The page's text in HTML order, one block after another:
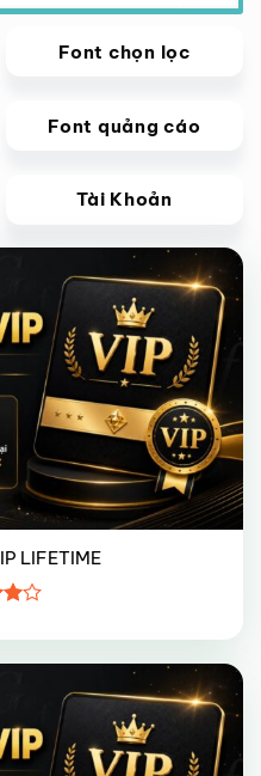
Font chọn lọc
Font quảng cáo
Tài Khoản
LIFETIME